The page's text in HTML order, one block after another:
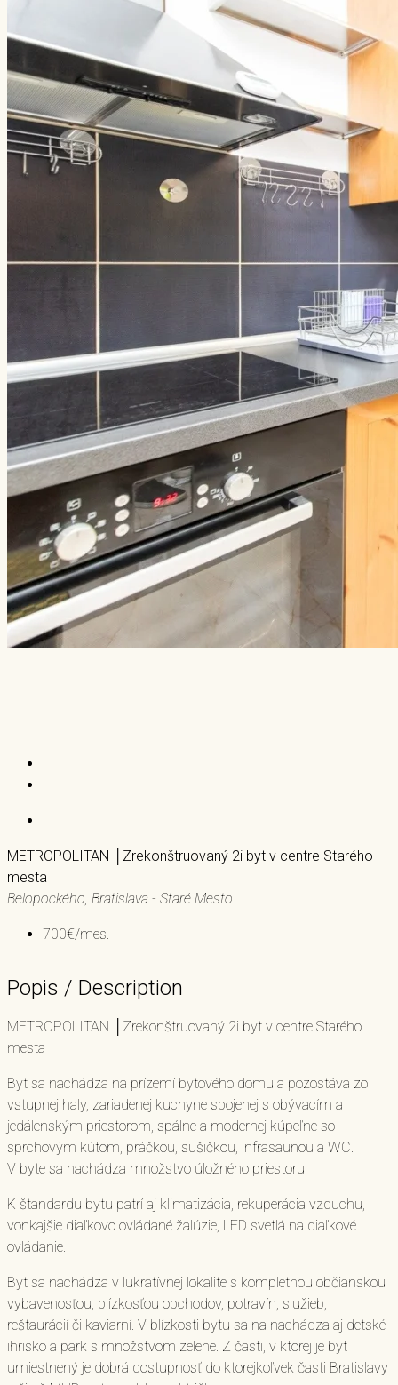
METROPOLITAN │Zrekonštruovaný 2i byt v centre Starého
mesta
Belopockého, Bratislava - Staré Mesto
700€/mes.
Popis / Description
METROPOLITAN │Zrekonštruovaný 2i byt v centre Starého
mesta
Byt sa nachádza na prízemí bytového domu a pozostáva zo
vstupnej haly, zariadenej kuchyne spojenej s obývacím a
jedálenským priestorom, spálne a modernej kúpeľne so
sprchovým kútom, práčkou, sušičkou, infrasaunou a WC.
V byte sa nachádza množstvo úložného priestoru.
K štandardu bytu patrí aj klimatizácia, rekuperácia vzduchu,
vonkajšie diaľkovo ovládané žalúzie, LED svetlá na diaľkové
ovládanie.
Byt sa nachádza v lukratívnej lokalite s kompletnou občianskou
vybavenosťou, blízkosťou obchodov, potravín, služieb,
reštaurácií či kaviarní. V blízkosti bytu sa na nachádza aj detské
ihrisko a park s množstvom zelene. Z časti, v ktorej je byt
umiestnený je dobrá dostupnosť do ktorejkoľvek časti Bratislavy